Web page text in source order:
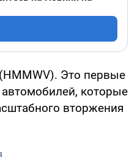
Это первые
которые
вторжения